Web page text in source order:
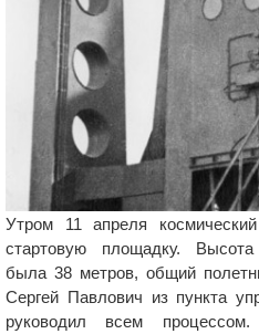
Утром 11 апреля
стартовую площадку. Высота
была 38 метров, общий
Сергей Павлович из пункта
руководил всем